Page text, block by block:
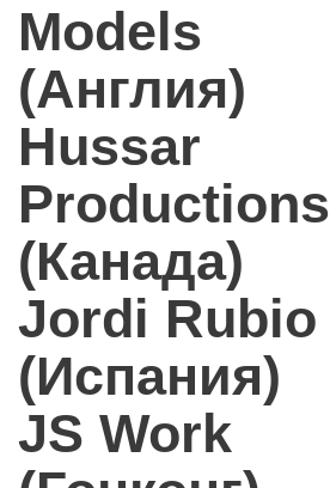
Models
(Англия)
Hussar
Productions
(Канада)
Jordi Rubio
(Испания)
JS Work